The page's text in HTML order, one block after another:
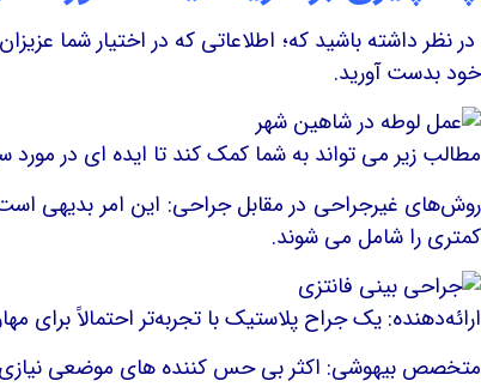
در نظر داشته باشید که؛ اطلاعاتی که در اختیار شما
خود بدست آورید.
مطالب زیر می تواند به شما کمک کند تا ایده ای در مورد
روش‌های غیرجراحی در مقابل جراحی: این امر بدیهی
کمتری را شامل می شوند.
ارائه‌دهنده: یک جراح پلاستیک با تجربه‌تر احتمالاً برای
متخصص بیهوشی: اکثر بی حس کننده های موضعی نیازی